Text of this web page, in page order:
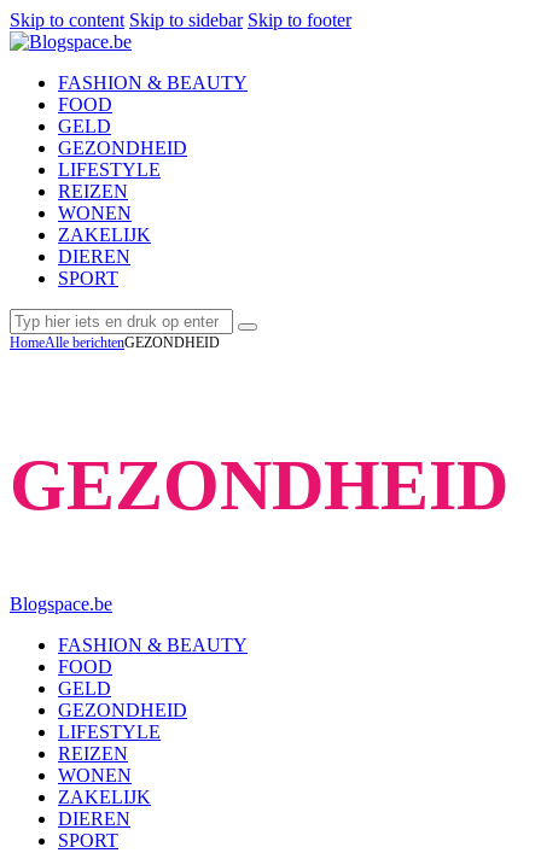
Skip to content Skip to sidebar Skip to footer
FASHION & BEAUTY
FOOD
GELD
GEZONDHEID
LIFESTYLE
REIZEN
WONEN
ZAKELIJK
DIEREN
SPORT
GEZONDHEID
HomeAlle berichtenGEZONDHEID
Blogspace.be
FASHION & BEAUTY
FOOD
GELD
GEZONDHEID
LIFESTYLE
REIZEN
WONEN
ZAKELIJK
DIEREN
SPORT